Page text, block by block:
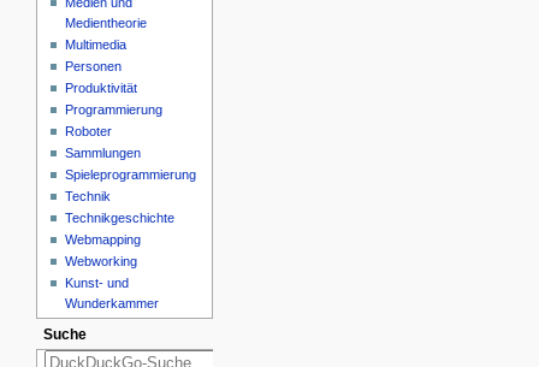
Medientheorie
Multimedia
Personen
Produktivität
Programmierung
Roboter
Sammlungen
Spieleprogrammierung
Technik
Technikgeschichte
Webmapping
Webworking
Kunst- und
Wunderkammer
Suche